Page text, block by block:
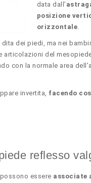
data dall’
posizione
orizzontale.
dei piedi, ma nei
del
con la normale area
invertita, facendo
reflesso
essere associate